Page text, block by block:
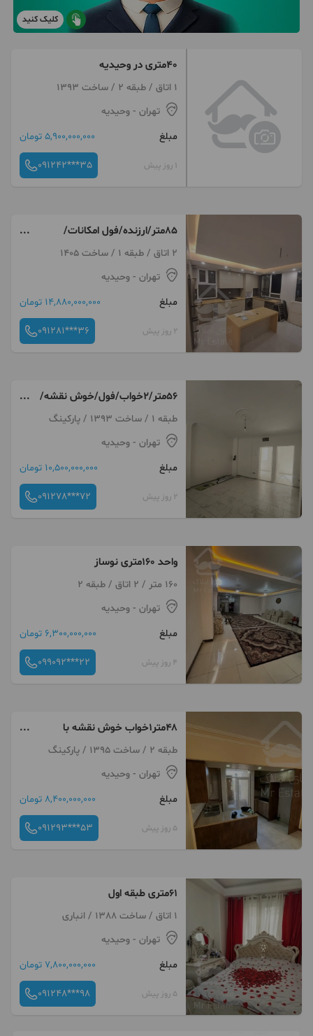
کلیک کنید
۴۰متری در وحیدیه
1 اتاق / طبقه 2 / ساخت 1393
تهران - وحیدیه
مبلغ
5,900,000,000 تومان
1 روز پیش 091242***35
۸۵متر/ارزنده/فول امکانات/
کلیدنخورده
2 اتاق / طبقه 1 / ساخت 1405
تهران - وحیدیه
مبلغ
14,880,000,000 تومان
2 روز پیش 091281***36
۵۶متر/۲خواب/فول/خوش نقشه/
زرکش
طبقه 1 / ساخت 1393 / پارکینگ
تهران - وحیدیه
مبلغ
10,500,000,000 تومان
2 روز پیش 091278***72
واحد 160متری نوساز
160 متر / 2 اتاق / طبقه 2
تهران - وحیدیه
مبلغ
6,300,000,000 تومان
4 روز پیش 099092***22
۴۸متر۱خواب خوش نقشه با
پارکینگ اصلی
طبقه 2 / ساخت 1395 / پارکینگ
تهران - وحیدیه
مبلغ
8,400,000,000 تومان
5 روز پیش 091293***53
۶۱متری طبقه اول
1 اتاق / ساخت 1388 / انباری
تهران - وحیدیه
مبلغ
7,800,000,000 تومان
5 روز پیش 091248***98